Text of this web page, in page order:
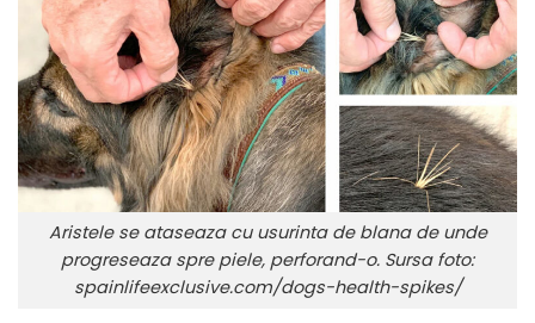
Aristele se ataseaza cu usurinta de blana de unde
progreseaza spre piele, perforand-o. Sursa foto:
spainlifeexclusive.com/dogs-health-spikes/